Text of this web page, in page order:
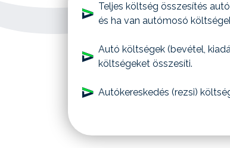
Teljes költség összesítés
és ha van autómosó
Autó költségek (bevétel,
költségeket összesíti.
Autókereskedés (rezsi)